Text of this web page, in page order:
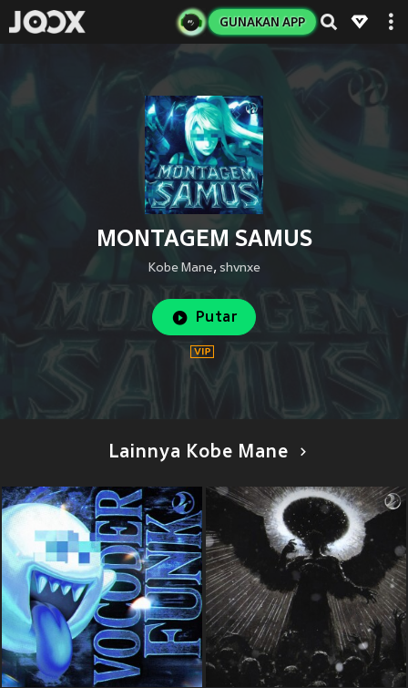
GUNAKAN APP
MONTAGEM SAMUS
Kobe Mane, shvnxe
Putar
Lainnya Kobe Mane